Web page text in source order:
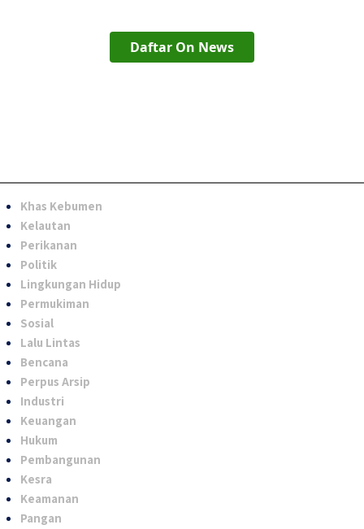
Daftar On News
Khas Kebumen
Kelautan
Perikanan
Politik
Lingkungan Hidup
Permukiman
Sosial
Lalu Lintas
Bencana
Perpus Arsip
Industri
Keuangan
Hukum
Pembangunan
Kesra
Keamanan
Pangan